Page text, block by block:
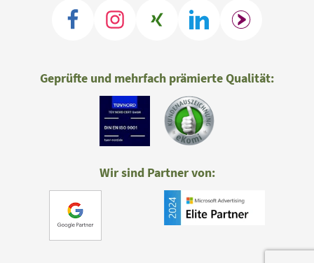
Geprüfte und mehrfach prämierte Qualität:
Wir sind Partner von: